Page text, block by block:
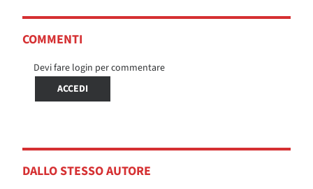
COMMENTI
Devi fare login per commentare
ACCEDI
DALLO STESSO AUTORE